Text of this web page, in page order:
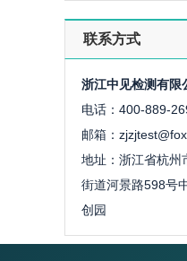
联系方式
浙江中见检测有限
电话：400-889-
邮箱：
地址：浙江省杭州
街道河景路598号
创园